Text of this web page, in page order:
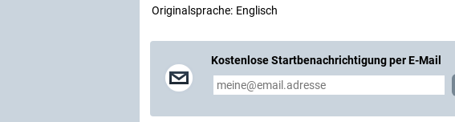
Originalsprache: Englisch
Kostenlose Startbenachrichtigung per E-Mail